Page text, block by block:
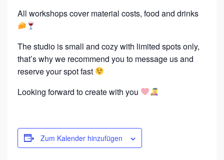
All workshops cover material costs, food and drinks
The studio is small and cozy with limited spots only,
that’s why we recommend you to message us and
reserve your spot fast
Looking forward to create with you
Zum Kalender hinzufügen